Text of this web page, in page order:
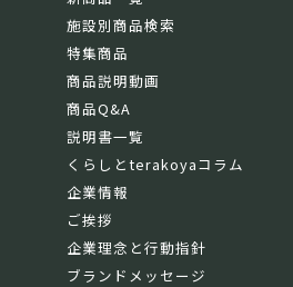
施設別商品検索
特集商品
商品説明動画
商品Q&A
説明書一覧
くらしとterakoyaコラム
企業情報
ご挨拶
企業理念と行動指針
ブランドメッセージ